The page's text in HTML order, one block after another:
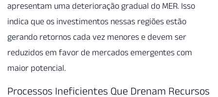
apresentam uma deterioração gradual do MER. Isso
indica que os investimentos nessas regiões estão
gerando retornos cada vez menores e devem ser
reduzidos em favor de mercados emergentes com
maior potencial.
Processos Ineficientes Que Drenam Recursos